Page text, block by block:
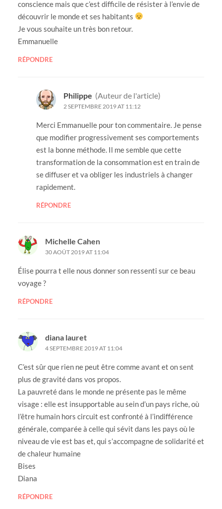
conscience mais que c’est difficile de résister à l’envie de
découvrir le monde et ses habitants
Je vous souhaite un très bon retour.
Emmanuelle
RÉPONDRE
Philippe (Auteur de l'article)
2 SEPTEMBRE 2019 AT 11:12
Merci Emmanuelle pour ton commentaire. Je pense
que modifier progressivement ses comportements
est la bonne méthode. Il me semble que cette
transformation de la consommation est en train de
se diffuser et va obliger les industriels à changer
rapidement.
RÉPONDRE
Michelle Cahen
30 AOÛT 2019 AT 11:04
Élise pourra t elle nous donner son ressenti sur ce beau
voyage ?
RÉPONDRE
diana lauret
4 SEPTEMBRE 2019 AT 11:04
C’est sûr que rien ne peut être comme avant et on sent
plus de gravité dans vos propos.
La pauvreté dans le monde ne présente pas le même
visage : elle est insupportable au sein d’un pays riche, où
l’être humain hors circuit est confronté à l’indifférence
générale, comparée à celle qui sévit dans les pays où le
niveau de vie est bas et, qui s’accompagne de solidarité et
de chaleur humaine
Bises
Diana
RÉPONDRE